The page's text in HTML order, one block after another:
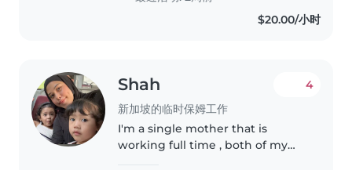
$20.00/小时
Shah
新加坡的临时保姆工作
4
I'm a single mother that is
working full time , both of my